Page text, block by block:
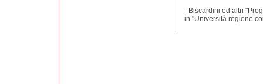
- Biscardini ed altri
in "Università regione